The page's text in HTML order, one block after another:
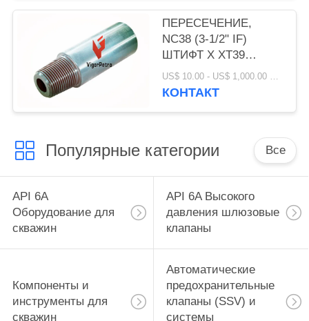
ПЕРЕСЕЧЕНИЕ,
NC38 (3-1/2" IF)
ШТИФТ X XT39
КОРОБКА X ОБЩАЯ
ДЛИНА 18",
ДИАМЕТР 2.25"
US$ 10.00 - US$ 1,000.00 MOQ:1 шт.
КОНТАКТ
Популярные категории Все
API 6A
Оборудование для
скважин
API 6A Высокого
давления шлюзовые
клапаны
Компоненты и
инструменты для
скважин
Автоматические
предохранительные
клапаны (SSV) и
системы